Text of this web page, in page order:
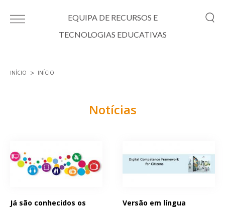
EQUIPA DE RECURSOS E
TECNOLOGIAS EDUCATIVAS
INÍCIO INÍCIO
Notícias
Já são conhecidos os
Versão em língua
Páginas